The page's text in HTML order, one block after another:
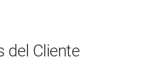
del Cliente